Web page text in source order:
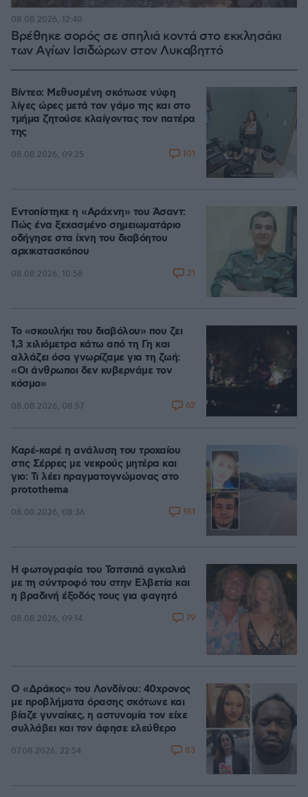
Βρέθηκε σορός σε σπηλιά κοντά στο εκκλησάκι
των Αγίων Ισιδώρων στον Λυκαβηττό
08.08.2026, 12:40
Βίντεο: Μεθυσμένη σκότωσε νύφη
λίγες ώρες μετά τον γάμο της και στο
τμήμα ζητούσε κλαίγοντας τον πατέρα
της
08.08.2026, 09:25 101
Εντοπίστηκε η «Αράχνη» του Άσαντ:
Πώς ένα ξεχασμένο σημειωματάριο
οδήγησε στα ίχνη του διαβόητου
αρχικατασκόπου
08.08.2026, 10:56 21
Το «σκουλήκι του διαβόλου» που ζει
1,3 χιλιόμετρα κάτω από τη Γη και
αλλάζει όσα γνωρίζαμε για τη ζωή:
«Οι άνθρωποι δεν κυβερνάμε τον
κόσμο»
08.08.2026, 08:57 62
Καρέ-καρέ η ανάλυση του τροχαίου
στις Σέρρες με νεκρούς μητέρα και
γιο: Τι λέει πραγματογνώμονας στο
protothema
08.08.2026, 08:36 181
Η φωτογραφία του Τσιτσιπά αγκαλιά
με τη σύντροφό του στην Ελβετία και
η βραδινή έξοδός τους για φαγητό
08.08.2026, 09:14 79
Ο «Δράκος» του Λονδίνου: 40χρονος
με προβλήματα όρασης σκότωνε και
βίαζε γυναίκες, η αστυνομία τον είχε
συλλάβει και τον άφησε ελεύθερο
07.08.2026, 22:54 83